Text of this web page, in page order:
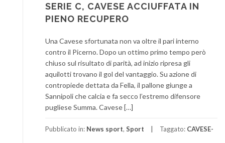
SERIE C, CAVESE ACCIUFFATA IN
PIENO RECUPERO
Una Cavese sfortunata non va oltre il pari interno
contro il Picerno. Dopo un ottimo primo tempo però
chiuso sul risultato di parità, ad inizio ripresa gli
aquilotti trovano il gol del vantaggio. Su azione di
contropiede dettata da Fella, il pallone giunge a
Sannipoli che calcia e fa secco l’estremo difensore
pugliese Summa. Cavese […]
Pubblicato in: News sport, Sport Taggato: CAVESE-